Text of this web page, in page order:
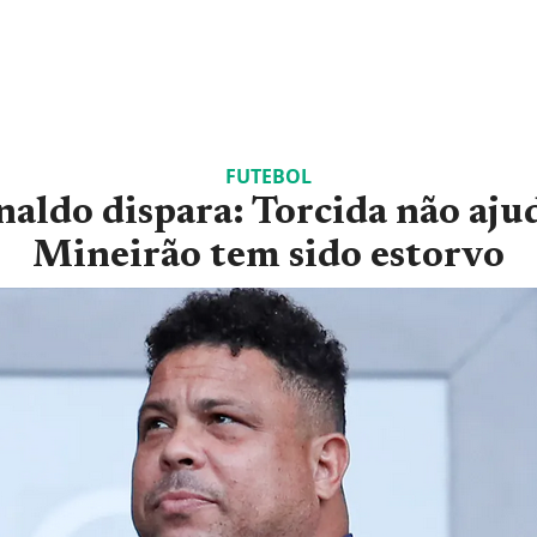
FUTEBOL
dispara: Torcida não
Mineirão tem sido estorvo